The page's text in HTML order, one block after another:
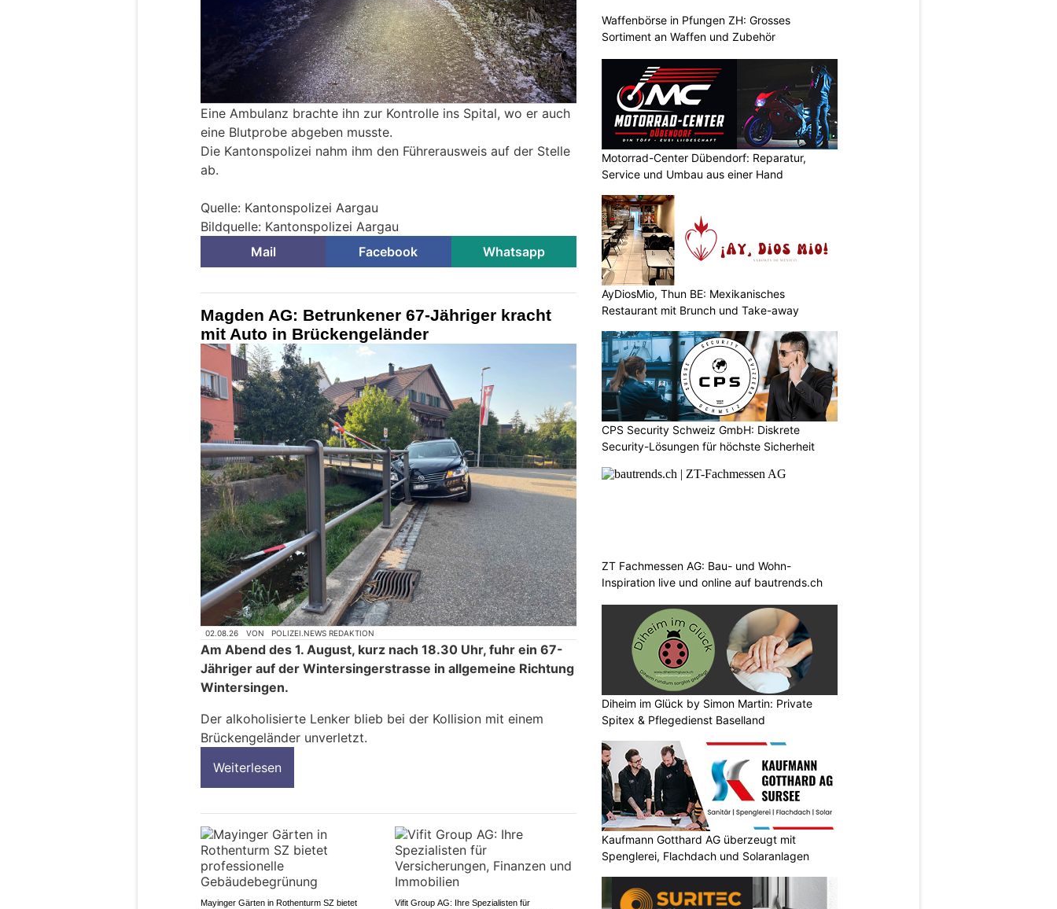
Eine Ambulanz brachte ihn zur Kontrolle ins Spital, wo er auch
eine Blutprobe abgeben musste.
Die Kantonspolizei nahm ihm den Führerausweis auf der Stelle
ab.
Quelle: Kantonspolizei Aargau
Bildquelle: Kantonspolizei Aargau
Mail
Facebook Whatsapp
Magden AG: Betrunkener 67-Jähriger kracht
mit Auto in Brückengeländer
02.08.26 VON POLIZEI.NEWS REDAKTION
Am Abend des 1. August, kurz nach 18.30 Uhr, fuhr ein 67-
Jähriger auf der Wintersingerstrasse in allgemeine Richtung
Wintersingen.
Der alkoholisierte Lenker blieb bei der Kollision mit einem
Brückengeländer unverletzt.
Weiterlesen
Mayinger Gärten in Rothenturm SZ bietet
Vifit Group AG: Ihre Spezialisten für
Waffenbörse in Pfungen ZH: Grosses
Sortiment an Waffen und Zubehör
Motorrad-Center Dübendorf: Reparatur,
Service und Umbau aus einer Hand
AyDiosMio, Thun BE: Mexikanisches
Restaurant mit Brunch und Take-away
CPS Security Schweiz GmbH: Diskrete
Security-Lösungen für höchste Sicherheit
ZT Fachmessen AG: Bau- und Wohn-
Inspiration live und online auf bautrends.ch
Diheim im Glück by Simon Martin: Private
Spitex & Pflegedienst Baselland
Kaufmann Gotthard AG überzeugt mit
Spenglerei, Flachdach und Solaranlagen